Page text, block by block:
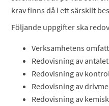
krav finns då i ett särskilt
Följande uppgifter ska
Verksamhetens
Redovisning av
Redovisning av
Redovisning av
Redovisning av